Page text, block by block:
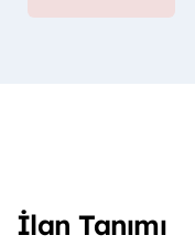
İlan Tanımı